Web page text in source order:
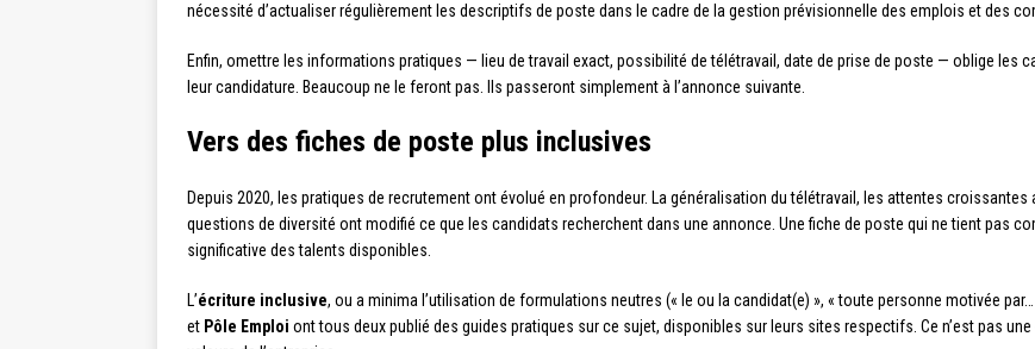
nécessité d’actualiser régulièrement les descriptifs de poste dans le cadre de la gestion prévisionnelle des emplois et des
Enfin, omettre les informations pratiques — lieu de travail exact, possibilité de télétravail, date de prise de poste — oblige les
leur candidature. Beaucoup ne le feront pas. Ils passeront simplement à l’annonce suivante.
Vers des fiches de poste plus inclusives
Depuis 2020, les pratiques de recrutement ont évolué en profondeur. La généralisation du télétravail, les attentes croissantes
questions de diversité ont modifié ce que les candidats recherchent dans une annonce. Une fiche de poste qui ne tient pas
significative des talents disponibles.
L’écriture inclusive, ou a minima l’utilisation de formulations neutres (« le ou la candidat(e) », « toute personne motivée
et Pôle Emploi ont tous deux publié des guides pratiques sur ce sujet, disponibles sur leurs sites respectifs. Ce n’est pas